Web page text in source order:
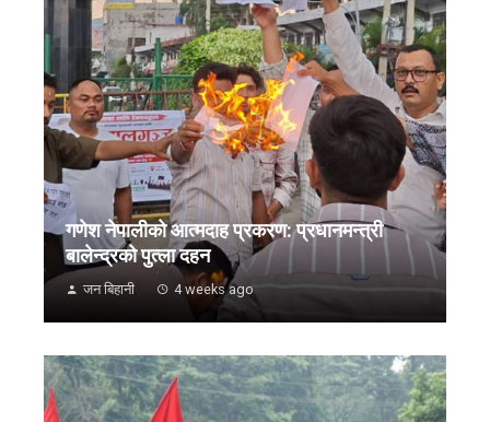
गणेश नेपालीको आत्मदाह प्रकरण: प्रधानमन्त्री
बालेन्द्रको पुत्ला दहन
जन बिहानी 4 weeks ago